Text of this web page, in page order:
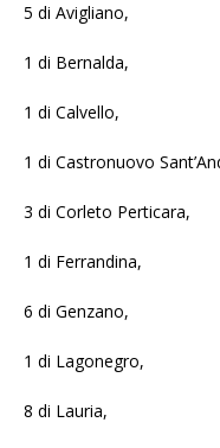
5 di Avigliano,
1 di Bernalda,
1 di Calvello,
1 di Castronuovo
3 di Corleto Perticara,
1 di Ferrandina,
6 di Genzano,
1 di Lagonegro,
8 di Lauria,